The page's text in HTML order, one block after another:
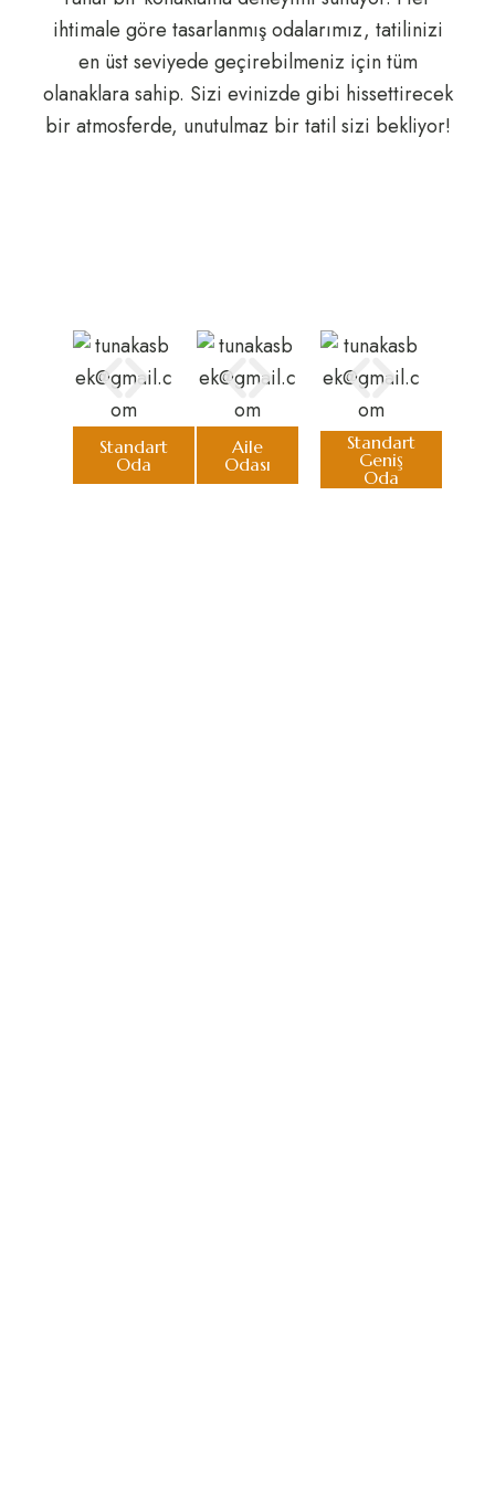
ihtimale göre tasarlanmış odalarımız, tatilinizi
en üst seviyede geçirebilmeniz için tüm
olanaklara sahip. Sizi evinizde gibi hissettirecek
bir atmosferde, unutulmaz bir tatil sizi bekliyor!
Standart
Oda
Aile
Odası
Standart
Geniş
Oda